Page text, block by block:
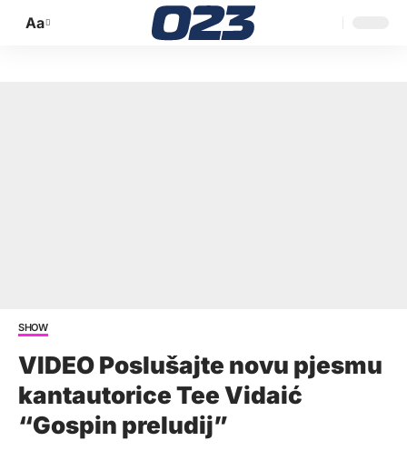
Promijeni
Aa
SHOW
VIDEO Poslušajte novu pjesmu
kantautorice Tee Vidaić
“Gospin preludij”